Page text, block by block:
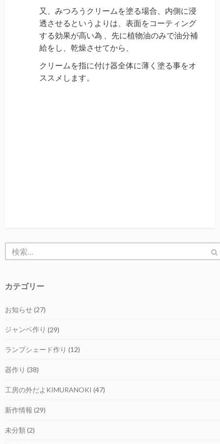
又、みつろうクリームを塗る場合、内側に浸
透させるというよりは、表面をコーティング
する効果が高い為
先に植物油のみで油分補
給をし、乾燥させてから、
クリームを指に付け器全体に薄く塗る事をオ
ススメします。
カテゴリー
お知らせ(27)
ジャンベ作り (29)
ランプシェード作り (12)
器作り (38)
工房の外だよKIMURANOKI (47)
新作情報 (29)
未分類(2)